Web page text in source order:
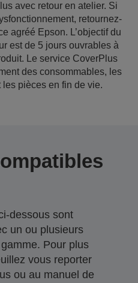
avec retour en atelier. Si
retournez-
agréé Epson. L’objectif du
est de 5 jours ouvrables à
Le service CoverPlus
des consommables, les
pièces en fin de vie.
dessous sont
un ou plusieurs
Pour plus
vous reporter
ou au manuel de